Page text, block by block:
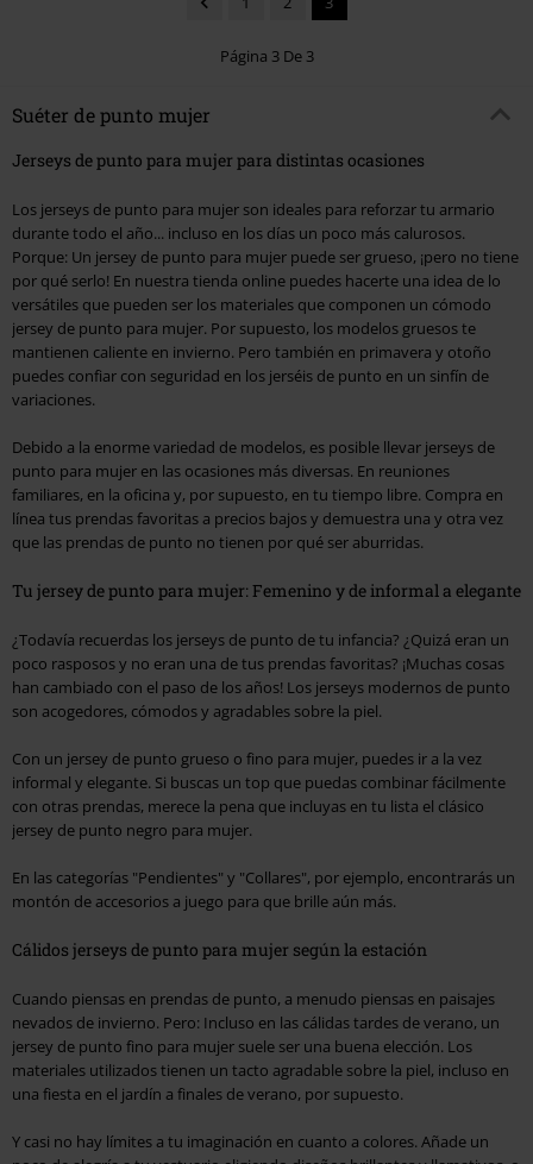
Página 3 De 3
Suéter de punto mujer
Jerseys de punto para mujer para distintas ocasiones
Los jerseys de punto para mujer son ideales para reforzar tu armario
durante todo el año... incluso en los días un poco más calurosos.
Porque: Un jersey de punto para mujer puede ser grueso, ¡pero no tiene
por qué serlo! En nuestra tienda online puedes hacerte una idea de lo
versátiles que pueden ser los materiales que componen un cómodo
jersey de punto para mujer. Por supuesto, los modelos gruesos te
mantienen caliente en invierno. Pero también en primavera y otoño
puedes confiar con seguridad en los jerséis de punto en un sinfín de
variaciones.
Debido a la enorme variedad de modelos, es posible llevar jerseys de
punto para mujer en las ocasiones más diversas. En reuniones
familiares, en la oficina y, por supuesto, en tu tiempo libre. Compra en
línea tus prendas favoritas a precios bajos y demuestra una y otra vez
que las prendas de punto no tienen por qué ser aburridas.
Tu jersey de punto para mujer: Femenino y de informal a elegante
¿Todavía recuerdas los jerseys de punto de tu infancia? ¿Quizá eran un
poco rasposos y no eran una de tus prendas favoritas? ¡Muchas cosas
han cambiado con el paso de los años! Los jerseys modernos de punto
son acogedores, cómodos y agradables sobre la piel.
Con un jersey de punto grueso o fino para mujer, puedes ir a la vez
informal y elegante. Si buscas un top que puedas combinar fácilmente
con otras prendas, merece la pena que incluyas en tu lista el clásico
jersey de punto negro para mujer.
En las categorías "Pendientes" y "Collares", por ejemplo, encontrarás un
montón de accesorios a juego para que brille aún más.
Cálidos jerseys de punto para mujer según la estación
Cuando piensas en prendas de punto, a menudo piensas en paisajes
nevados de invierno. Pero: Incluso en las cálidas tardes de verano, un
jersey de punto fino para mujer suele ser una buena elección. Los
materiales utilizados tienen un tacto agradable sobre la piel, incluso en
una fiesta en el jardín a finales de verano, por supuesto.
Y casi no hay límites a tu imaginación en cuanto a colores. Añade un